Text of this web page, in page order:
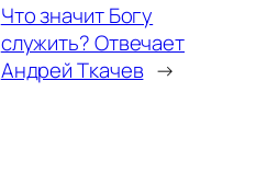
Что значит Богу
служить? Отвечает
Андрей Ткачев →